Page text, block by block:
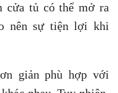
cửa tủ có thể mở ra
nên sự tiện lợi khi
giản phù hợp với